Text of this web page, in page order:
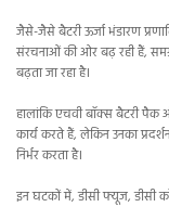
जैसे-जैसे बैटरी ऊर्जा भंडारण
संरचनाओं की ओर बढ़ रही हैं,
बढ़ता जा रहा है।
हालांकि एचवी बॉक्स बैटरी पैक
कार्य करते हैं, लेकिन उनका
निर्भर करता है।
इन घटकों में, डीसी फ्यूज, डीसी